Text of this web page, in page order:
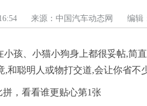
7:16:54 来源：中国汽车动态网 编
小孩、小猫小狗身上都很妥帖,
聪明人或物打交道,会让你省不